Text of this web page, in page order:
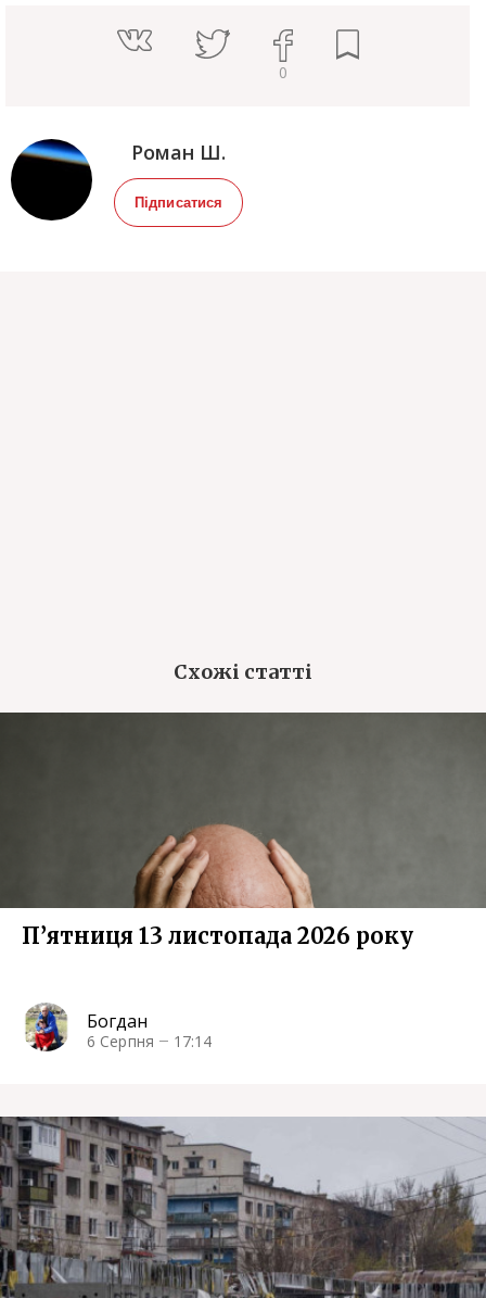
0
Роман Ш.
Підписатися
Схожі статті
П’ятниця 13 листопада 2026 року
Богдан
6 Серпня 17:14